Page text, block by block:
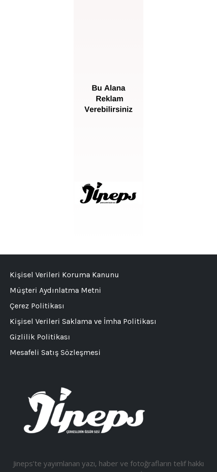
Jineps’te yayımlanan yazı, haber ve fotoğrafların telif hakkı
Kişisel Verileri Koruma Kanunu
Müşteri Aydınlatma Metni
Çerez Politikası
Kişisel Verileri Saklama ve İmha Politikası
Gizlilik Politikası
Mesafeli Satış Sözleşmesi